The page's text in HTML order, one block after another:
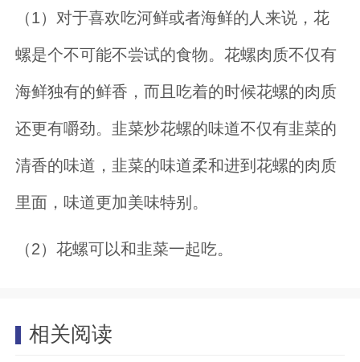
（1）对于喜欢吃河鲜或者海鲜的人来说，花
螺是个不可能不尝试的食物。花螺肉质不仅有
海鲜独有的鲜香，而且吃着的时候花螺的肉质
还更有嚼劲。韭菜炒花螺的味道不仅有韭菜的
清香的味道，韭菜的味道柔和进到花螺的肉质
里面，味道更加美味特别。
（2）花螺可以和韭菜一起吃。
相关阅读